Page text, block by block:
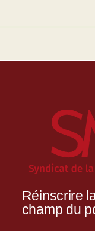
Réinscrire
champ du